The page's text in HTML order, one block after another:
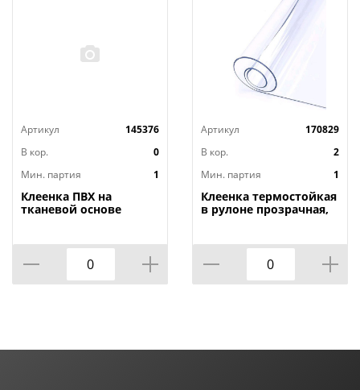
Артикул
145376
В кор.
0
Мин. партия
1
Клеенка ПВХ на
тканевой основе
потертости, грязные
края
Артикул
170829
В кор.
2
Мин. партия
1
Клеенка термостойкая
в рулоне прозрачная,
HOZBAT